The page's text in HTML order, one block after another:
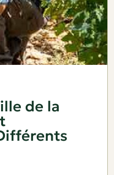
de la